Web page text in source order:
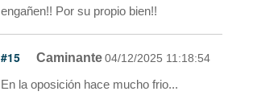
engañen!! Por su propio bien!!
#15 Caminante04/12/2025 11:18:54
En la oposición hace mucho frio...